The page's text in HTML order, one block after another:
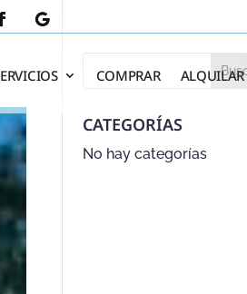
COMPRAR ALQUILAR
CATEGORÍAS
No hay categorías